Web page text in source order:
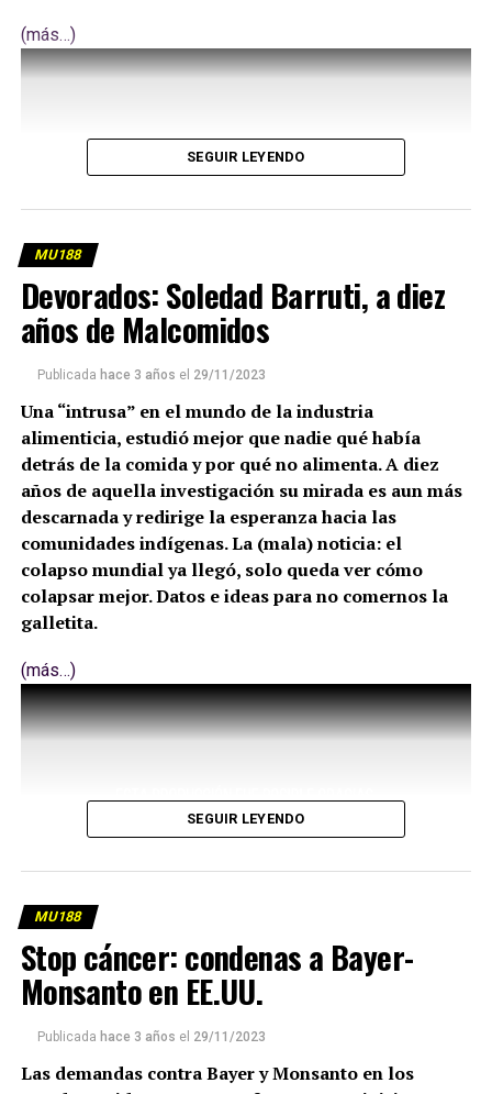
(más…)
SEGUIR LEYENDO
MU188
Devorados: Soledad Barruti, a diez
años de Malcomidos
Publicada hace 3 años el 29/11/2023
Una “intrusa” en el mundo de la industria
alimenticia, estudió mejor que nadie qué había
detrás de la comida y por qué no alimenta. A diez
años de aquella investigación su mirada es aun más
descarnada y redirige la esperanza hacia las
comunidades indígenas. La (mala) noticia: el
colapso mundial ya llegó, solo queda ver cómo
colapsar mejor. Datos e ideas para no comernos la
galletita.
(más…)
SEGUIR LEYENDO
MU188
Stop cáncer: condenas a Bayer-
Monsanto en EE.UU.
Publicada hace 3 años el 29/11/2023
Las demandas contra Bayer y Monsanto en los